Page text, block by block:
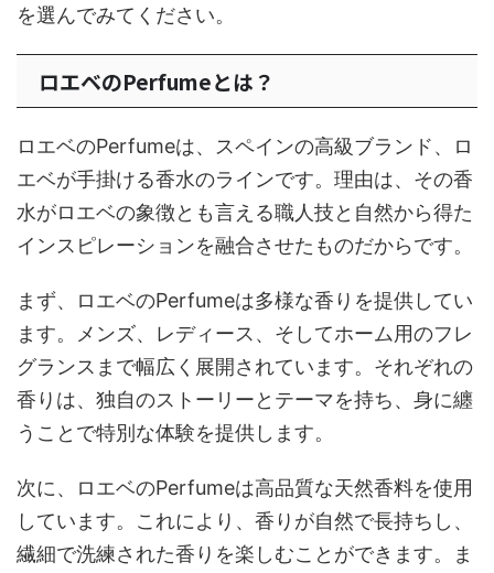
を選んでみてください。
ロエベのPerfumeとは？
ロエベのPerfumeは、スペインの高級ブランド、ロ
エベが手掛ける香水のラインです。理由は、その香
水がロエベの象徴とも言える職人技と自然から得た
インスピレーションを融合させたものだからです。
まず、ロエベのPerfumeは多様な香りを提供してい
ます。メンズ、レディース、そしてホーム用のフレ
グランスまで幅広く展開されています。それぞれの
香りは、独自のストーリーとテーマを持ち、身に纏
うことで特別な体験を提供します。
次に、ロエベのPerfumeは高品質な天然香料を使用
しています。これにより、香りが自然で長持ちし、
繊細で洗練された香りを楽しむことができます。ま